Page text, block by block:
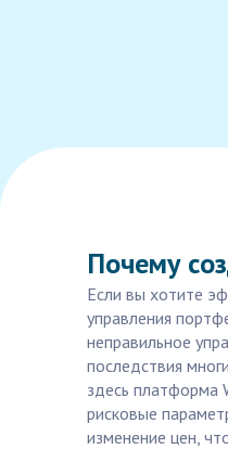
Почему
Если вы хотите
управления
неправильное
последствия
здесь платформа
рисковые
изменение цен,